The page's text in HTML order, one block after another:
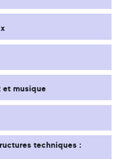
et musique
techniques :